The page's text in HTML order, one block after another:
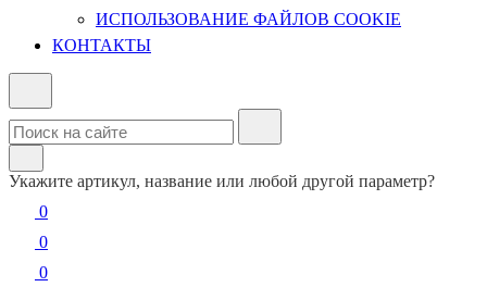
ИСПОЛЬЗОВАНИЕ ФАЙЛОВ COOKIE
КОНТАКТЫ
Укажите артикул, название или любой другой параметр?
0
0
0